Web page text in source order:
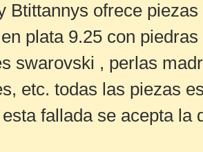
Btittannys ofrece
plata 9.25 con
swarovski , perlas
etc. todas las piezas
fallada se acepta la